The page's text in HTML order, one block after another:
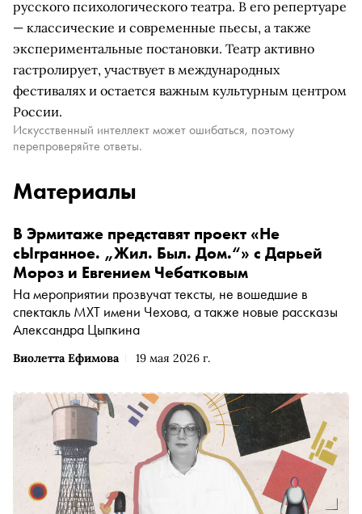
русского психологического театра. В его репертуаре
— классические и современные пьесы, а также
экспериментальные постановки. Театр активно
гастролирует, участвует в международных
фестивалях и остается важным культурным центром
России.
Искусственный интеллект может ошибаться, поэтому
перепроверяйте ответы.
Материалы
Виолетта Ефимова 19 мая 2026 г.
В Эрмитаже представят проект «Не
сЫгранное. „Жил. Был. Дом.“» с Дарьей
Мороз и Евгением Чебатковым
На мероприятии прозвучат тексты, не вошедшие в
спектакль МХТ имени Чехова, а также новые рассказы
Александра Цыпкина